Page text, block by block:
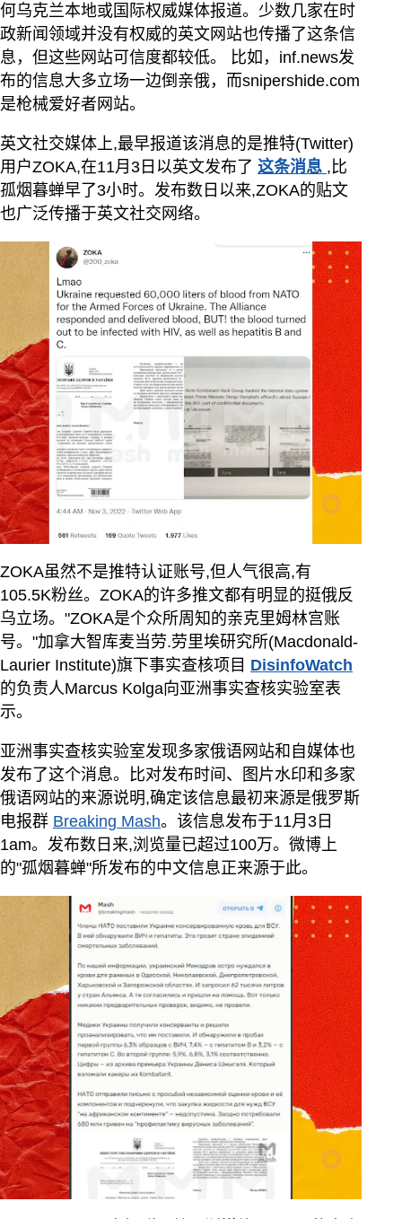
何乌克兰本地或国际权威媒体报道。少数几家在时
政新闻领域并没有权威的英文网站也传播了这条信
息，但这些网站可信度都较低。 比如，inf.news发
布的信息大多立场一边倒亲俄，而snipershide.com
是枪械爱好者网站。
英文社交媒体上,最早报道该消息的是推特(Twitter)
用户ZOKA,在11月3日以英文发布了 这条消息 ,比
孤烟暮蝉早了3小时。发布数日以来,ZOKA的贴文
也广泛传播于英文社交网络。
ZOKA虽然不是推特认证账号,但人气很高,有
105.5K粉丝。ZOKA的许多推文都有明显的挺俄反
乌立场。"ZOKA是个众所周知的亲克里姆林宫账
号。"加拿大智库麦当劳.劳里埃研究所(Macdonald-
Laurier Institute)旗下事实查核项目 DisinfoWatch
的负责人Marcus Kolga向亚洲事实查核实验室表
示。
亚洲事实查核实验室发现多家俄语网站和自媒体也
发布了这个消息。比对发布时间、图片水印和多家
俄语网站的来源说明,确定该信息最初来源是俄罗斯
电报群 Breaking Mash。该信息发布于11月3日
1am。发布数日来,浏览量已超过100万。微博上
的"孤烟暮蝉"所发布的中文信息正来源于此。